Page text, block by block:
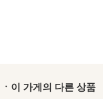
ㆍ이 가게의 다른 상품